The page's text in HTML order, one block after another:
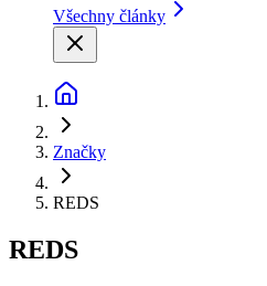
Všechny články
Značky
REDS
REDS